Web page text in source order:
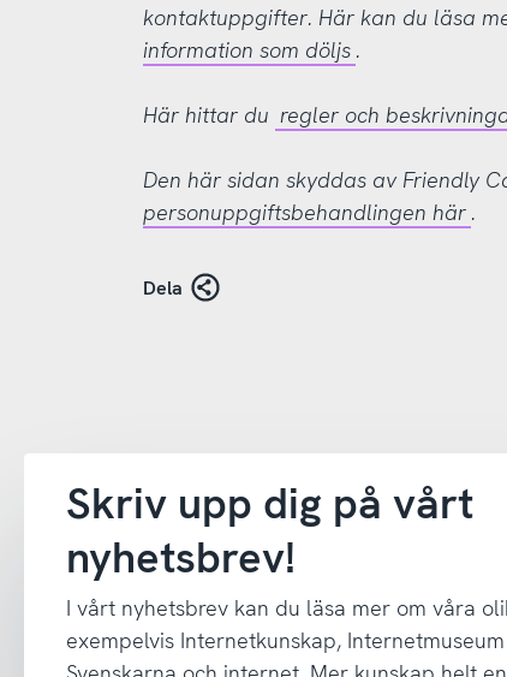
kontaktuppgifter. Här kan du läsa
information som döljs .
Här hittar du regler och
Den här sidan skyddas av Friendly
personuppgiftsbehandlingen här .
Dela
Skriv upp dig på vårt
nyhetsbrev!
I vårt nyhetsbrev kan du läsa mer om våra
exempelvis Internetkunskap,